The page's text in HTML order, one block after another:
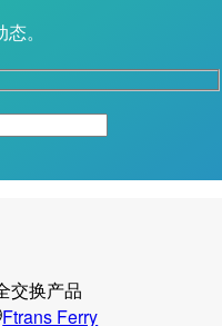
。
交换产品
Ftrans Ferry